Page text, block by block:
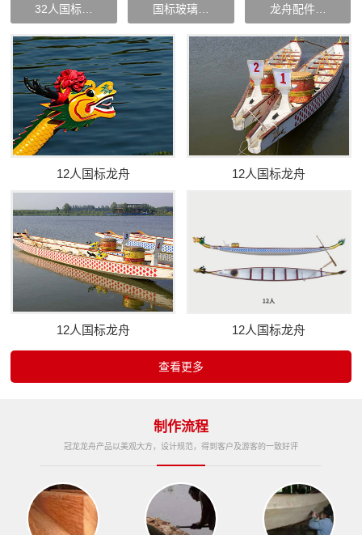
32人国标… 国标玻璃… 龙舟配件…
12人国标龙舟 12人国标龙舟
12人国标龙舟 12人国标龙舟
查看更多
制作流程
冠龙龙舟产品以美观大方，设计规范，得到客户及游客的一致好评